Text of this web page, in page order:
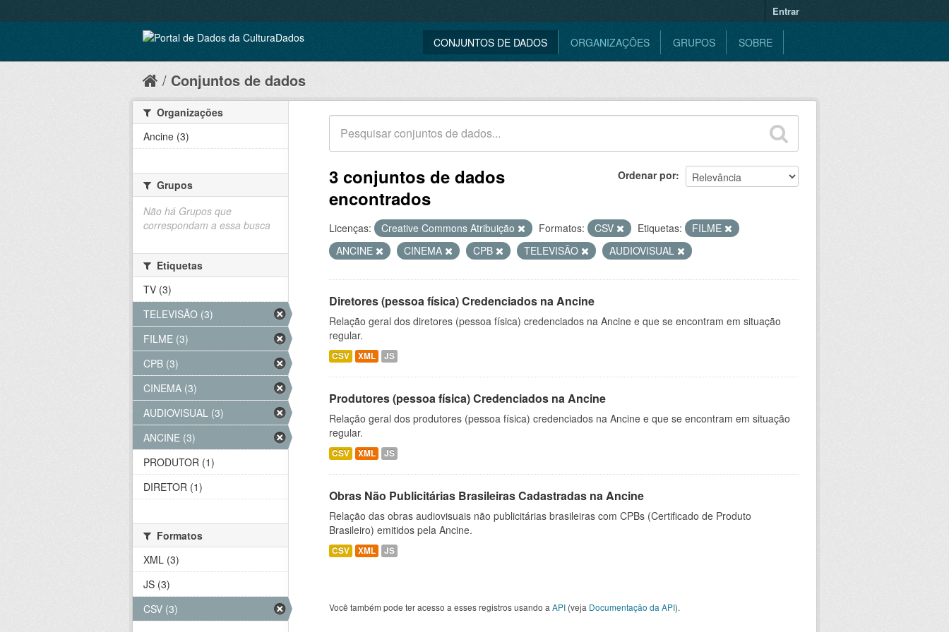
Entrar
CONJUNTOS DE DADOS ORGANIZAÇÕES GRUPOS SOBRE
Conjuntos de dados
Ordenar por
3 conjuntos de dados
encontrados
Licenças: Creative Commons Atribuição Formatos: CSV Etiquetas:
FILME
ANCINE
CINEMA CPB TELEVISÃO AUDIOVISUAL
Diretores (pessoa física) Credenciados na Ancine
Relação geral dos diretores (pessoa física) credenciados na Ancine e que se encontram em situação
regular.
CSV XML JS
Produtores (pessoa física) Credenciados na Ancine
Relação geral dos produtores (pessoa física) credenciados na Ancine e que se encontram em situação
regular.
CSV XML JS
Obras Não Publicitárias Brasileiras Cadastradas na Ancine
Relação das obras audiovisuais não publicitárias brasileiras com CPBs (Certificado de Produto
Brasileiro) emitidos pela Ancine.
CSV XML JS
Você também pode ter acesso a esses registros usando a API (veja Documentação da API).
Organizações
Ancine (3)
Grupos
Não há Grupos que
correspondam a essa busca
Etiquetas
TV (3)
TELEVISÃO (3)
FILME (3)
CPB (3)
CINEMA (3)
AUDIOVISUAL (3)
ANCINE (3)
PRODUTOR (1)
DIRETOR (1)
Formatos
XML (3)
JS (3)
CSV (3)